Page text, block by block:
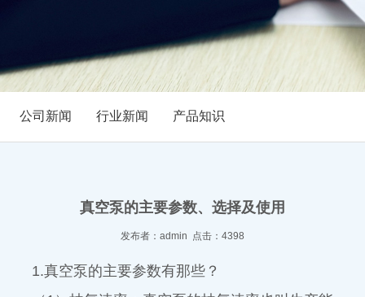
公司新闻 行业新闻 产品知识
真空泵的主要参数、选择及使用
发布者：admin 点击：4398
1.真空泵的主要参数有那些？